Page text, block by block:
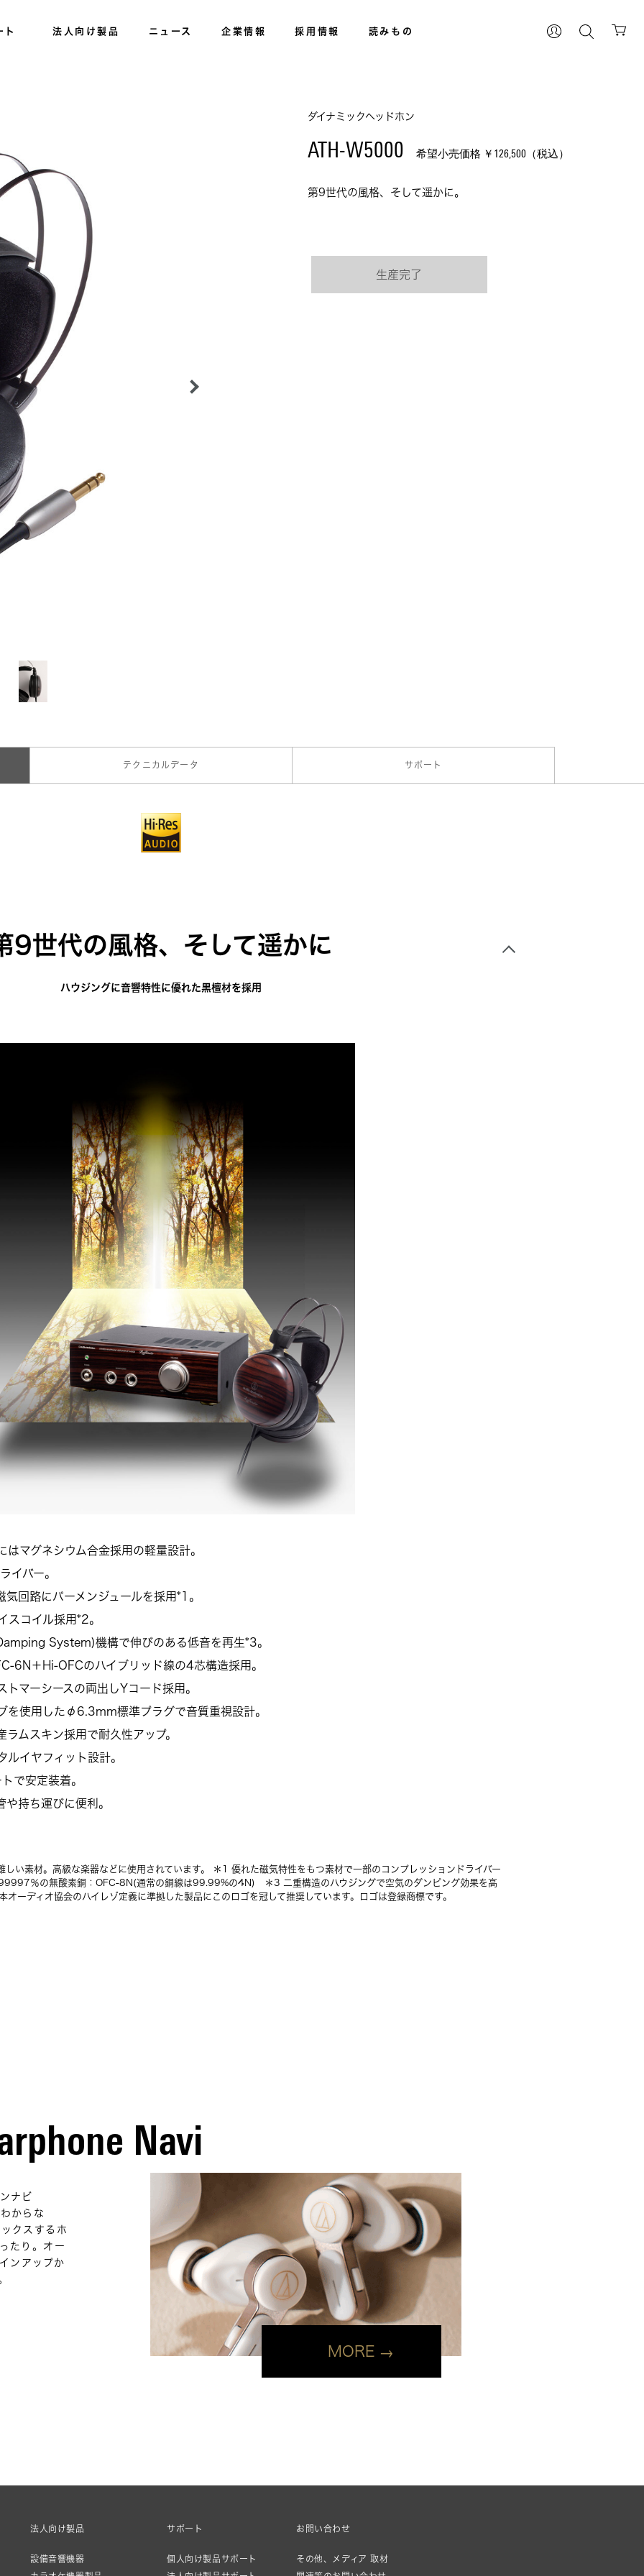
ト 法人向け製品 ニュース 企業情報 採用情報 読みもの
ダイナミックヘッドホン
ATH-W5000 希望小売価格 ￥ 126,500 （税込）
第9世代の風格、そして遥かに。
生産完了
テクニカルデータ サポート
9世代の風格、そして遥かに
ハウジングに音響特性に優れた黒檀材を採用
マグネシウム合金採用の軽量設計。
バー。
回路にパーメンジュールを採用*1。
コイル採用*2。
System)機構で伸びのある低音を再生*3。
6N＋Hi-OFCのハイブリッド線の4芯構造採用。
マーシースの両出しYコード採用。
を使用したφ6.3mm標準プラグで音質重視設計。
ムスキン採用で耐久性アップ。
イヤフィット設計。
で安定装着。
持ち運びに便利。
い素材。高級な楽器などに使用されています。 ＊1 優れた磁気特性をもつ素材で一部のコンプレッションドライバー
％の無酸素銅：OFC-8N(通常の銅線は99.99%の4N) ＊3 二重構造のハウジングで空気のダンピング効果を高
ーディオ協会のハイレゾ定義に準拠した製品にこのロゴを冠して推奨しています。ロゴは登録商標です。
Navi
ナビ
からな
クスするホ
たり。オー
ンアップか
MORE
法人向け製品
設備音響機器
サポート
個人向け製品サポート
お問い合わせ
その他、メディア 取材